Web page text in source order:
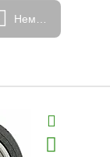
Немає в наявності